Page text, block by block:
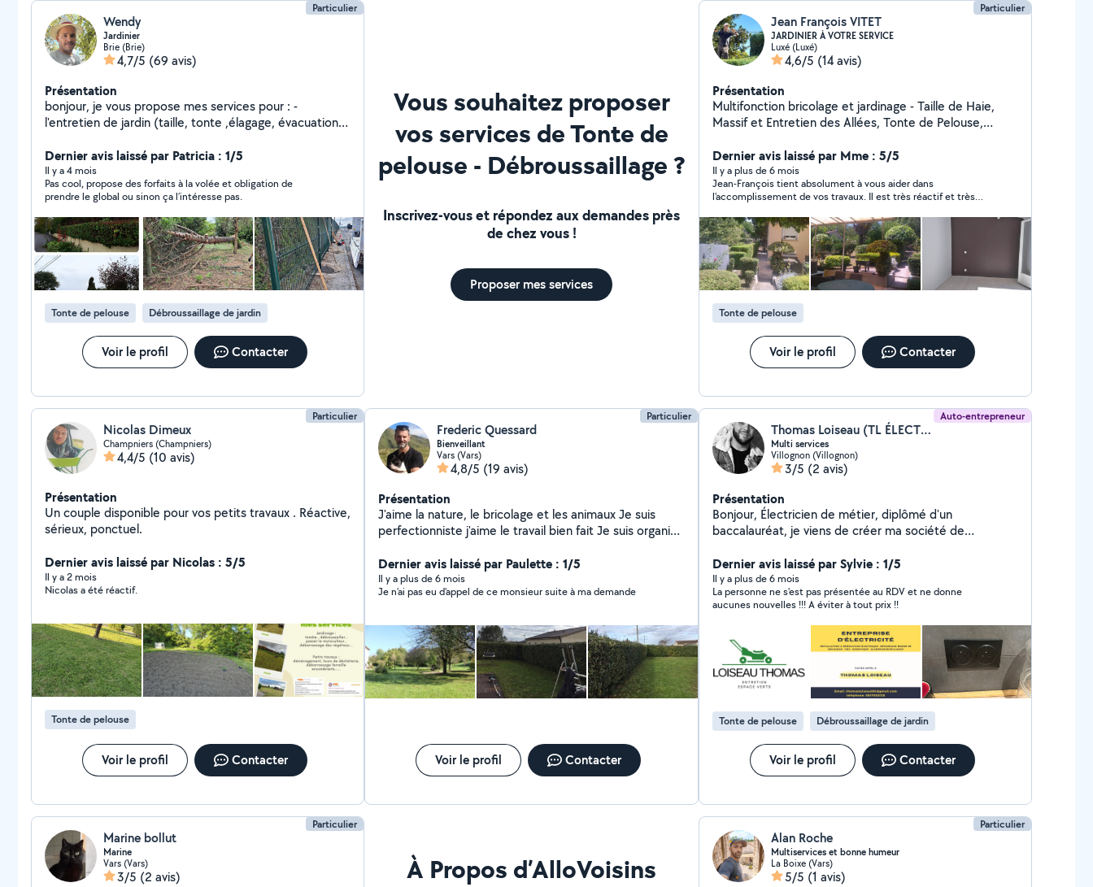
Particulier
Wendy
Jardinier
Brie (Brie)
4,7/5 (69 avis)
Présentation
bonjour, je vous propose mes services pour : -
l'entretien de jardin (taille, tonte ,élagage, évacuation
demoussage de toiture -petit bricolage -petite
peinture n'hésitez pas à me contacter
Dernier avis laissé par Patricia : 1/5
Il y a 4 mois
Pas cool, propose des forfaits à la volée et obligation de
prendre le global ou sinon ça l’intéresse pas.
Tonte de pelouse Débroussaillage de jardin
Voir le profil Contacter
Vous souhaitez proposer
vos services de Tonte de
pelouse - Débroussaillage ?
Inscrivez-vous et répondez aux demandes près
de chez vous !
Proposer mes services
Particulier
Jean François VITET
JARDINIER À VOTRE SERVICE
Luxé (Luxé)
4,6/5 (14 avis)
Présentation
Multifonction bricolage et jardinage - Taille de Haie,
Massif et Entretien des Allées, Tonte de Pelouse,
tapisserie, Plancher Flottant etc.... Pour plus de
renseignements, me contacter. Accepte Chèque
Emploi Service Ticket CESU
Dernier avis laissé par Mme : 5/5
Il y a plus de 6 mois
Jean-François tient absolument à vous aider dans
l'accomplissement de vos travaux. Il est très réactif et très
réalisation de vos projets.
Tonte de pelouse
Voir le profil Contacter
Particulier
Nicolas Dimeux
Champniers (Champniers)
4,4/5 (10 avis)
Présentation
Un couple disponible pour vos petits travaux . Réactive,
sérieux, ponctuel.
Dernier avis laissé par Nicolas : 5/5
Il y a 2 mois
Nicolas a été réactif.
Tonte de pelouse
Voir le profil Contacter
Particulier
Frederic Quessard
Bienveillant
Vars (Vars)
4,8/5 (19 avis)
Présentation
J'aime la nature, le bricolage et les animaux Je suis
perfectionniste j'aime le travail bien fait Je suis organisé
Je peint je pose de la tapisserie du carrelage Petit
travaux de maçonnerie ( chape reagrage...) Si je
m'engage sur un chantier c'est que je sais que je suis
est que le client soit satisfait et heureux du résultat
Dernier avis laissé par Paulette : 1/5
Il y a plus de 6 mois
Je n’ai pas eu d’appel de ce monsieur suite à ma demande
Voir le profil Contacter
Auto-entrepreneur
Thomas Loiseau (TL ÉLECTRICITÉ)
Multi services
Villognon (Villognon)
3/5 (2 avis)
Présentation
Bonjour, Électricien de métier, diplômé d'un
baccalauréat, je viens de créer ma société de
le bâtiment. Je peut également effectué tout de
travaux dans le bâtiment. Je peut également entretenir
vos espace vert !
Dernier avis laissé par Sylvie : 1/5
Il y a plus de 6 mois
La personne ne s'est pas présentée au RDV et ne donne
aucunes nouvelles !!! A éviter à tout prix !!
Tonte de pelouse Débroussaillage de jardin
Voir le profil Contacter
Particulier
Marine bollut
Marine
Vars (Vars)
3/5 (2 avis) À Propos d’AlloVoisins
Particulier
Alan Roche
Multiservices et bonne humeur
La Boixe (Vars)
5/5 (1 avis)